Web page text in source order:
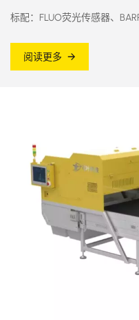
标配：FLUO荧光传感器、
阅读更多